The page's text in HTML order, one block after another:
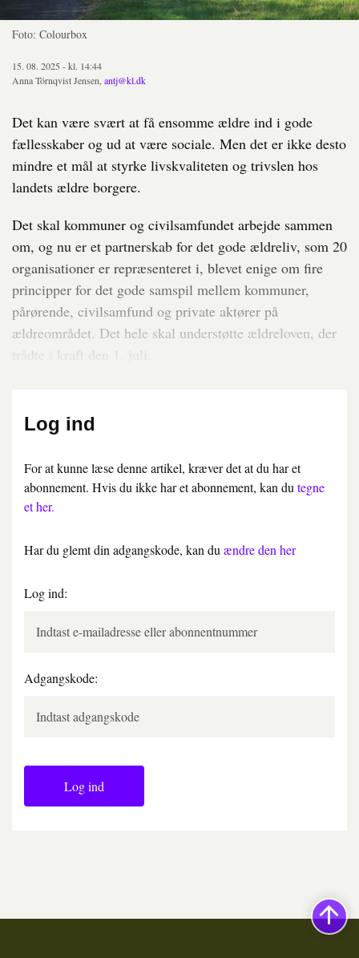
Foto: Colourbox
15. 08. 2025 - kl. 14:44
Anna Törnqvist Jensen, antj@kl.dk
Det kan være svært at få ensomme ældre ind i gode
fællesskaber og ud at være sociale. Men det er ikke desto
mindre et mål at styrke livskvaliteten og trivslen hos
landets ældre borgere.
Det skal kommuner og civilsamfundet arbejde sammen
om, og nu er et partnerskab for det gode ældreliv, som 20
organisationer er repræsenteret i, blevet enige om fire
principper for det gode samspil mellem kommuner,
pårørende, civilsamfund og private aktører på
ældreområdet. Det hele skal understøtte ældreloven, der
trådte i kraft den 1. juli.
Log ind
For at kunne læse denne artikel, kræver det at du har et
abonnement. Hvis du ikke har et abonnement, kan du tegne
et her.
Har du glemt din adgangskode, kan du ændre den her
Log ind:
Adgangskode:
Log ind